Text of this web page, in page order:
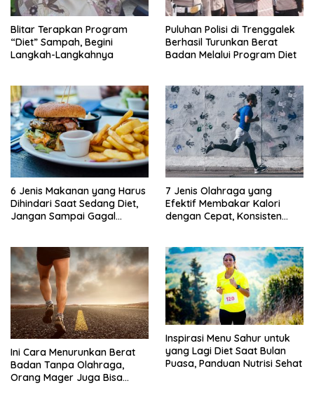
Blitar Terapkan Program
“Diet” Sampah, Begini
Langkah-Langkahnya
Puluhan Polisi di Trenggalek
Berhasil Turunkan Berat
Badan Melalui Program Diet
6 Jenis Makanan yang Harus
Dihindari Saat Sedang Diet,
Jangan Sampai Gagal
7 Jenis Olahraga yang
Efektif Membakar Kalori
dengan Cepat, Konsisten
Ini Cara Menurunkan Berat
Badan Tanpa Olahraga,
Orang Mager Juga Bisa
Inspirasi Menu Sahur untuk
yang Lagi Diet Saat Bulan
Puasa, Panduan Nutrisi Sehat